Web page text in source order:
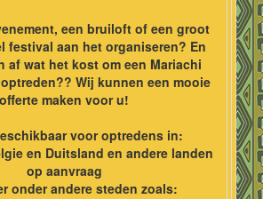
een bruiloft of een groot
festival aan het organiseren? En
af wat het kost om een Mariachi
Wij kunnen een mooie
offerte maken voor u!
voor optredens in:
en Duitsland en andere landen
op aanvraag
onder andere steden zoals: